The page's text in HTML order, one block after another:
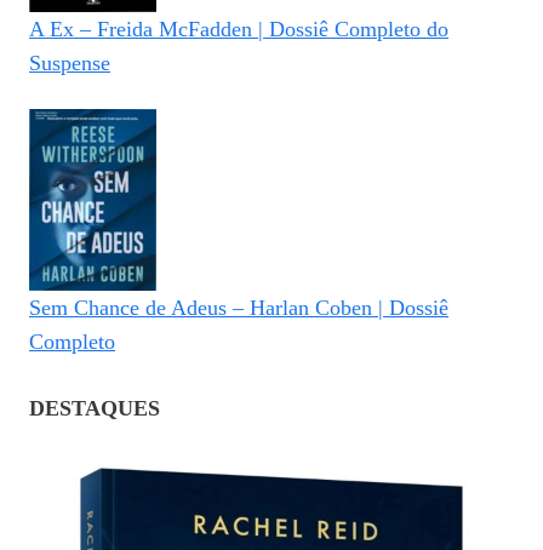
A Ex – Freida McFadden | Dossiê Completo do
Suspense
Sem Chance de Adeus – Harlan Coben | Dossiê
Completo
DESTAQUES